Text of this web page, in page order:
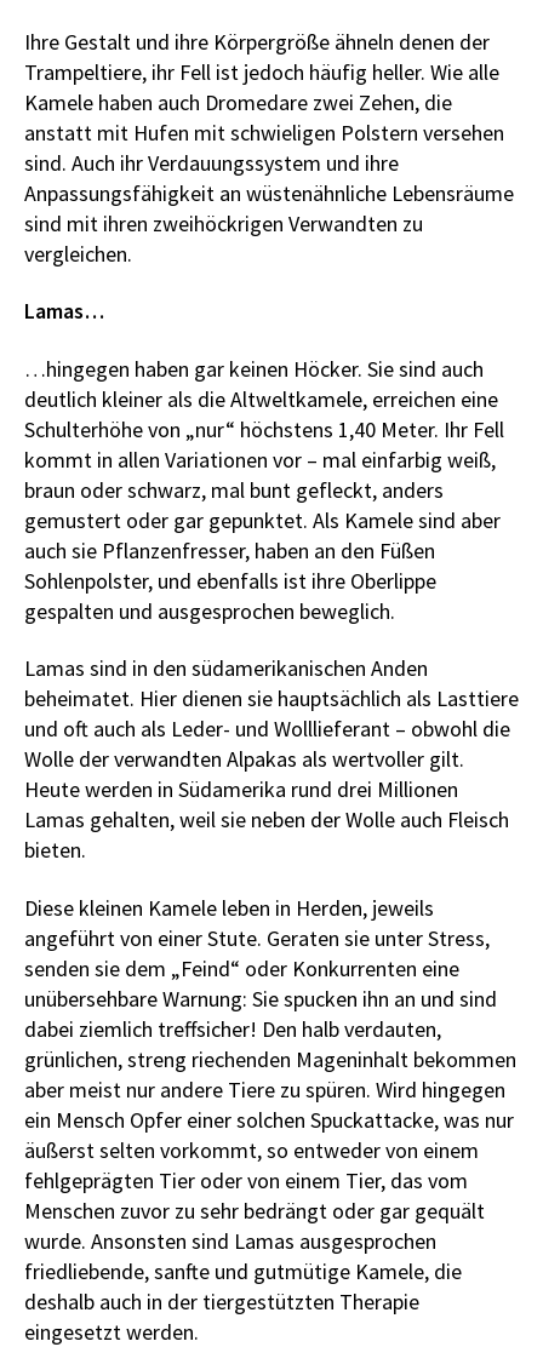
Ihre Gestalt und ihre Körpergröße ähneln denen der
Trampeltiere, ihr Fell ist jedoch häufig heller. Wie alle
Kamele haben auch Dromedare zwei Zehen, die
anstatt mit Hufen mit schwieligen Polstern versehen
sind. Auch ihr Verdauungssystem und ihre
Anpassungsfähigkeit an wüstenähnliche Lebensräume
sind mit ihren zweihöckrigen Verwandten zu
vergleichen.
Lamas…
…hingegen haben gar keinen Höcker. Sie sind auch
deutlich kleiner als die Altweltkamele, erreichen eine
Schulterhöhe von „nur“ höchstens 1,40 Meter. Ihr Fell
kommt in allen Variationen vor – mal einfarbig weiß,
braun oder schwarz, mal bunt gefleckt, anders
gemustert oder gar gepunktet. Als Kamele sind aber
auch sie Pflanzenfresser, haben an den Füßen
Sohlenpolster, und ebenfalls ist ihre Oberlippe
gespalten und ausgesprochen beweglich.
Lamas sind in den südamerikanischen Anden
beheimatet. Hier dienen sie hauptsächlich als Lasttiere
und oft auch als Leder- und Wolllieferant – obwohl die
Wolle der verwandten Alpakas als wertvoller gilt.
Heute werden in Südamerika rund drei Millionen
Lamas gehalten, weil sie neben der Wolle auch Fleisch
bieten.
Diese kleinen Kamele leben in Herden, jeweils
angeführt von einer Stute. Geraten sie unter Stress,
senden sie dem „Feind“ oder Konkurrenten eine
unübersehbare Warnung: Sie spucken ihn an und sind
dabei ziemlich treffsicher! Den halb verdauten,
grünlichen, streng riechenden Mageninhalt bekommen
aber meist nur andere Tiere zu spüren. Wird hingegen
ein Mensch Opfer einer solchen Spuckattacke, was nur
äußerst selten vorkommt, so entweder von einem
fehlgeprägten Tier oder von einem Tier, das vom
Menschen zuvor zu sehr bedrängt oder gar gequält
wurde. Ansonsten sind Lamas ausgesprochen
friedliebende, sanfte und gutmütige Kamele, die
deshalb auch in der tiergestützten Therapie
eingesetzt werden.